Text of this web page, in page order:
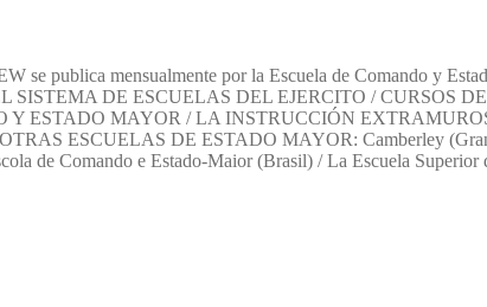
mensualmente por la Escuela de Comando y
DE ESCUELAS DEL EJERCITO / CURSOS
ESTADO MAYOR / LA INSTRUCCIÓN
ESCUELAS DE ESTADO MAYOR: Camberley (Gran
de Comando e Estado-Maior (Brasil) / La Escuela Superior